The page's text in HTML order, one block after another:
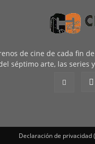
de cine de cada fin
séptimo arte, las series
Declaración de privacidad